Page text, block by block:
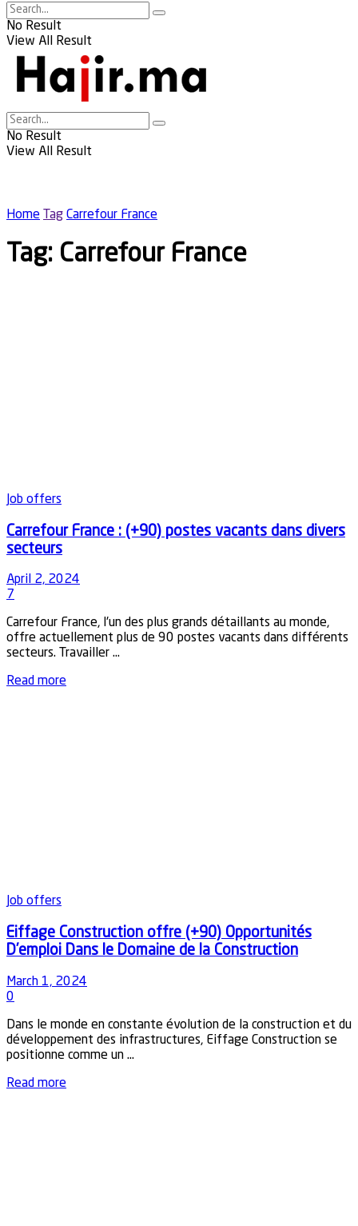
No Result
View All Result
No Result
View All Result
Home Tag Carrefour France
Tag: Carrefour France
Job offers
Carrefour France : (+90) postes vacants dans divers
secteurs
April 2, 2024
7
Carrefour France, l'un des plus grands détaillants au monde,
offre actuellement plus de 90 postes vacants dans différents
secteurs. Travailler ...
Read moreDetails
Job offers
Eiffage Construction offre (+90) Opportunités
D’emploi Dans le Domaine de la Construction
March 1, 2024
0
Dans le monde en constante évolution de la construction et du
développement des infrastructures, Eiffage Construction se
positionne comme un ...
Read moreDetails